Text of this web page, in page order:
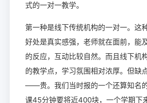
式的一对一教学。
第一种是线下传统机构的一对一。这
好处是真实感强，老师就在面前，能
的反应，互动比较自然。而且线下机
的教学点，学习氛围相对浓厚。但缺
——贵。我们当时报的一个还算知名
课45分钟要将近400块，一个学期下